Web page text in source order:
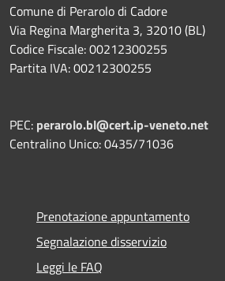
Comune di Perarolo di Cadore
Via Regina Margherita 3, 32010 (BL)
Codice Fiscale: 00212300255
Partita IVA: 00212300255
PEC: perarolo.bl@cert.ip-veneto.net
Centralino Unico: 0435/71036
Prenotazione appuntamento
Segnalazione disservizio
Leggi le FAQ